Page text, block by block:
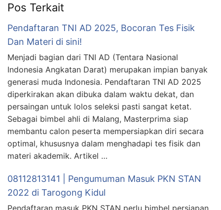
Pos Terkait
Pendaftaran TNI AD 2025, Bocoran Tes Fisik
Dan Materi di sini!
Menjadi bagian dari TNI AD (Tentara Nasional
Indonesia Angkatan Darat) merupakan impian banyak
generasi muda Indonesia. Pendaftaran TNI AD 2025
diperkirakan akan dibuka dalam waktu dekat, dan
persaingan untuk lolos seleksi pasti sangat ketat.
Sebagai bimbel ahli di Malang, Masterprima siap
membantu calon peserta mempersiapkan diri secara
optimal, khususnya dalam menghadapi tes fisik dan
materi akademik. Artikel …
08112813141 | Pengumuman Masuk PKN STAN
2022 di Tarogong Kidul
Pendaftaran masuk PKN STAN perlu bimbel persiapan